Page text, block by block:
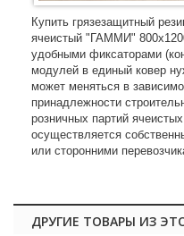
Купить грязезащитный
ячеистый "ГАММИ"
удобными фиксаторами
модулей в единый ковер
может меняться в
принадлежности
розничных партий
осуществляется
или сторонними
ДРУГИЕ ТОВАРЫ ИЗ